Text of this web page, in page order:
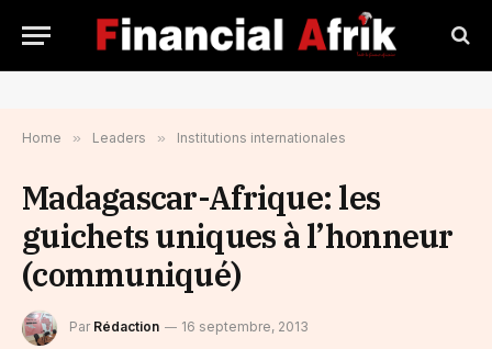
Home » Leaders » Institutions internationales
Madagascar-Afrique: les
guichets uniques à l’honneur
(communiqué)
Par Rédaction 16 septembre, 2013